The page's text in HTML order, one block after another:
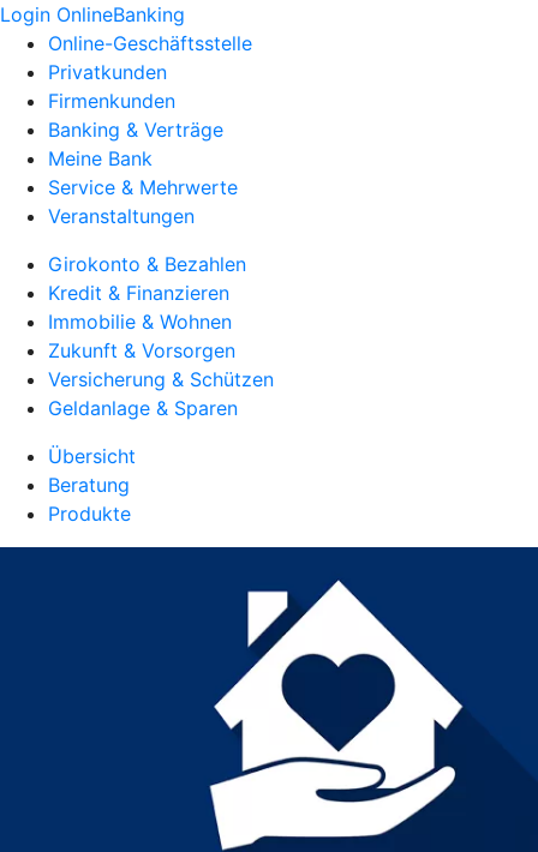
Login OnlineBanking
Online-Geschäftsstelle
Privatkunden
Firmenkunden
Banking & Verträge
Meine Bank
Service & Mehrwerte
Veranstaltungen
Girokonto & Bezahlen
Kredit & Finanzieren
Immobilie & Wohnen
Zukunft & Vorsorgen
Versicherung & Schützen
Geldanlage & Sparen
Übersicht
Beratung
Produkte